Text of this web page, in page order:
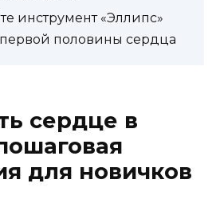
инструмент «Эллипс»
половины сердца
сердце в
для новичков